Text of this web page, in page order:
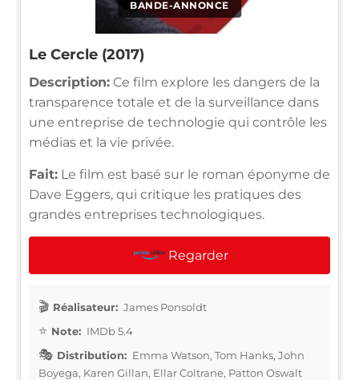
BANDE-ANNONCE
Le Cercle (2017)
Description: Ce film explore les dangers de la
transparence totale et de la surveillance dans
une entreprise de technologie qui contrôle les
médias et la vie privée.
Fait: Le film est basé sur le roman éponyme de
Dave Eggers, qui critique les pratiques des
grandes entreprises technologiques.
Regarder
Réalisateur: James Ponsoldt
Note: IMDb 5.4
Distribution: Emma Watson, Tom Hanks, John
Boyega, Karen Gillan, Ellar Coltrane, Patton Oswalt